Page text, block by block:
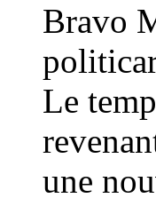
Bravo
Le
une